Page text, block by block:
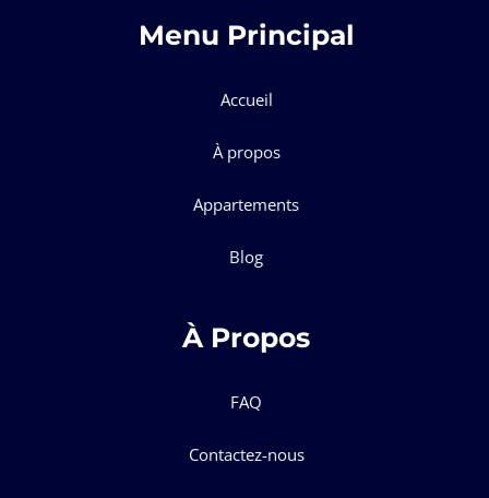
Menu Principal
Accueil
À propos
Appartements
Blog
À Propos
FAQ
Contactez-nous